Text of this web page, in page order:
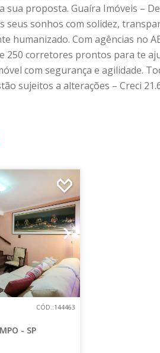
sua proposta. Guaíra Imóveis –
seus sonhos com solidez,
humanizado. Com agências no
250 corretores prontos para te
com segurança e agilidade.
sujeitos a alterações – Creci
- SP
CÓD.:144463